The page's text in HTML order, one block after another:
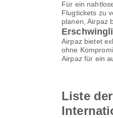
Für ein
Flugtickets zu
planen, Airpaz
Airpaz bietet
ohne
Airpaz für ein
Liste